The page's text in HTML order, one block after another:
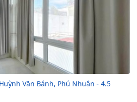
Văn Bánh, Phú Nhuận - 4.5